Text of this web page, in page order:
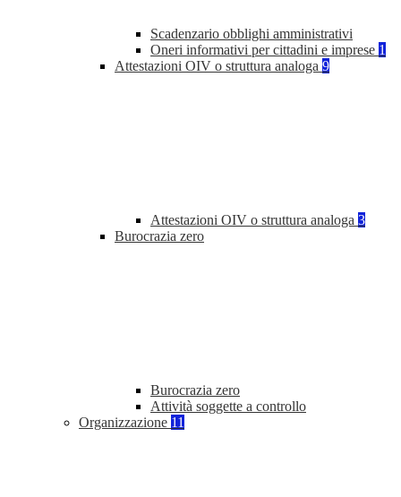
Scadenzario obblighi amministrativi
Oneri informativi per cittadini e imprese 1
Attestazioni OIV o struttura analoga 9
Attestazioni OIV o struttura analoga 3
Burocrazia zero
Burocrazia zero
Attività soggette a controllo
Organizzazione 11